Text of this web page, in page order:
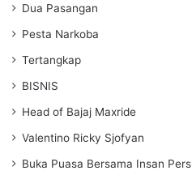
Dua Pasangan
Pesta Narkoba
Tertangkap
BISNIS
Head of Bajaj Maxride
Valentino Ricky Sjofyan
Buka Puasa Bersama Insan Pers